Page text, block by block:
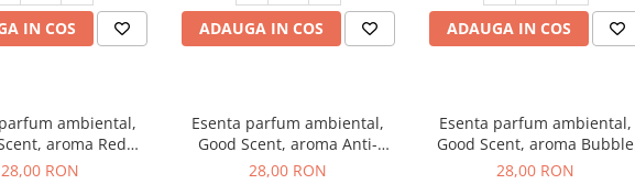
IN COS ADAUGA IN COS ADAUGA IN COS
ambiental,
aroma Red
Grapes, 20 g
28,00 RON
Esenta parfum ambiental,
Good Scent, aroma Anti-
Tobacco, 20 g
28,00 RON
Esenta parfum ambiental,
Good Scent, aroma Bubble
Gum, 20 g
28,00 RON